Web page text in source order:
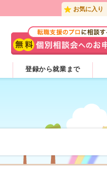
お気に入り
登録から就業まで